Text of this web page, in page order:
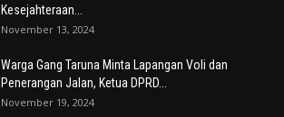
Kesejahteraan...
November 13, 2024
Warga Gang Taruna Minta Lapangan Voli dan
Penerangan Jalan, Ketua DPRD...
November 19, 2024